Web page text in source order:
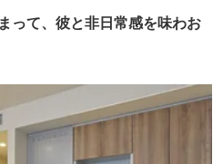
って、彼と非日常感を味わお